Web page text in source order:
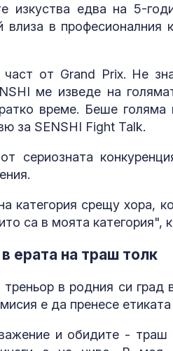
изкуства едва на 5-
влиза в професионалния
от Grand Prix. Не
ме изведе на
време. Беше
за SENSHI Fight Talk.
сериозната
категория срещу хора,
са в моята категория",
ерата на траш толк
в родния си
е да пренесе
и обидите - траш